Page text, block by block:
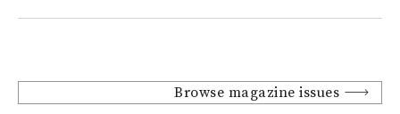
Browse magazine issues